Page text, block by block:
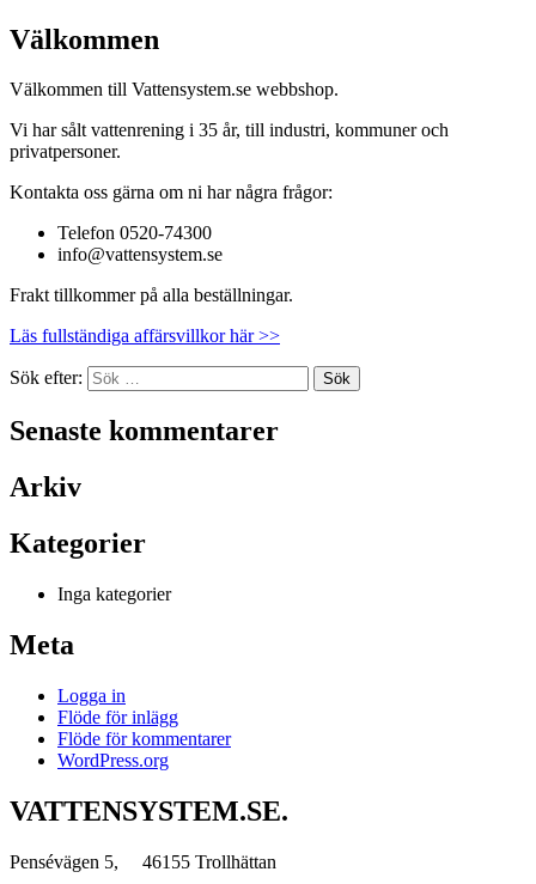
Välkommen
Välkommen till Vattensystem.se webbshop.
Vi har sålt vattenrening i 35 år, till industri, kommuner och
privatpersoner.
Kontakta oss gärna om ni har några frågor:
Telefon 0520-74300
info@vattensystem.se
Frakt tillkommer på alla beställningar.
Läs fullständiga affärsvillkor här >>
Sök efter:
Senaste kommentarer
Arkiv
Kategorier
Inga kategorier
Meta
Logga in
Flöde för inlägg
Flöde för kommentarer
WordPress.org
VATTENSYSTEM.SE.
Pensévägen 5, 46155 Trollhättan